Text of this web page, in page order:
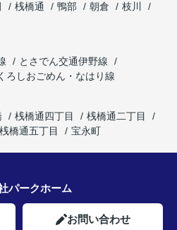
桟橋通 鴨部 朝倉
枝川
とさでん交通伊野線
ろしおごめん・なはり線
桟橋通四丁目
桟橋通二丁目
桟橋通五丁目 宝永町
パークホーム
お問い合わせ